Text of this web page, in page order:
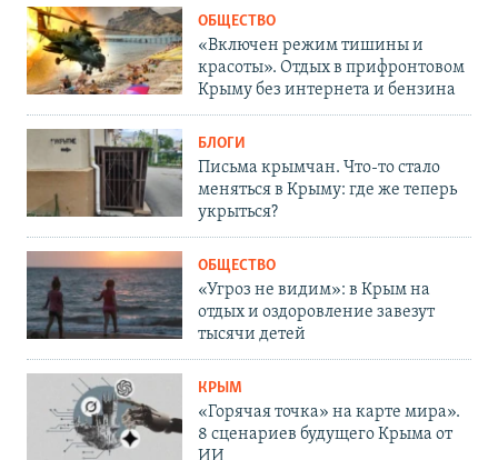
ОБЩЕСТВО
«Включен режим тишины и
красоты». Отдых в прифронтовом
Крыму без интернета и бензина
БЛОГИ
Письма крымчан. Что-то стало
меняться в Крыму: где же теперь
укрыться?
ОБЩЕСТВО
«Угроз не видим»: в Крым на
отдых и оздоровление завезут
тысячи детей
КРЫМ
«Горячая точка» на карте мира».
8 сценариев будущего Крыма от